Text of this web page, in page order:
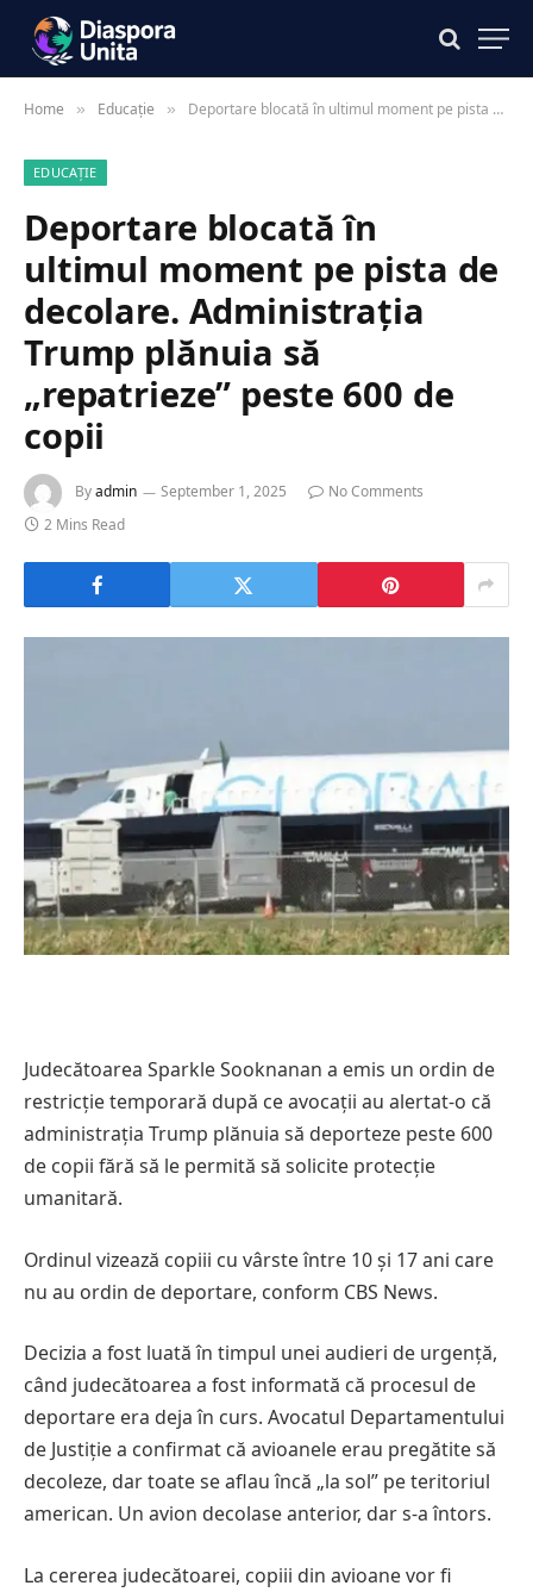
Home » Educație » Deportare blocată în ultimul moment pe pista de decolare. Administrația Trump plănuia să „repatrieze” peste 600 de copii
EDUCAȚIE
Deportare blocată în
ultimul moment pe pista de
decolare. Administrația
Trump plănuia să
„repatrieze” peste 600 de
copii
Byadmin September 1, 2025
No Comments
2 Mins Read
Judecătoarea Sparkle Sooknanan a emis un ordin de
restricție temporară după ce avocații au alertat-o că
administrația Trump plănuia să deporteze peste 600
de copii fără să le permită să solicite protecție
umanitară.
Ordinul vizează copiii cu vârste între 10 și 17 ani care
nu au ordin de deportare, conform CBS News.
Decizia a fost luată în timpul unei audieri de urgență,
când judecătoarea a fost informată că procesul de
deportare era deja în curs. Avocatul Departamentului
de Justiție a confirmat că avioanele erau pregătite să
decoleze, dar toate se aflau încă „la sol” pe teritoriul
american. Un avion decolase anterior, dar s-a întors.
La cererea judecătoarei, copiii din avioane vor fi